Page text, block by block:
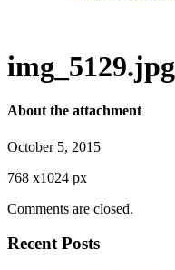
img_5129.jpg
About the attachment
October 5, 2015
768 x1024 px
Comments are closed.
Recent Posts